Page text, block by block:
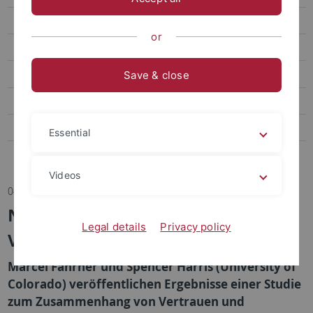
Biomechanik, Bewegungs- und Trainingswissenschaft
Bildungs- und Gesundheitsforschung im Sport
04.05.2020
Neue Erkenntnisse zu Vertrauen in
Vorständen von Sportverbänden
Marcel Fahrner und Spencer Harris (University of
Colorado) veröffentlichen Ergebnisse einer Studie
zum Zusammenhang von Vertrauen und
or
Save & close
Essential
Videos
Legal details Privacy policy